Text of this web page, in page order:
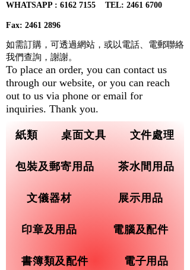
WHATSAPP : 6162 7155​ TEL: 2461 6700
Fax: 2461 2896
紙類 桌面文具 文件處理
包裝及郵寄用品 茶水間用品
文儀器材 展示用品
印章及用品 電腦及配件
書簿類及配件 電子用品
如需訂購，可透過網站，或以電話、電郵聯絡
我們查詢， 謝謝。
To place an order, you can contact us
through our website, or you can reach
out to us via phone or email for
inquiries. Thank you.